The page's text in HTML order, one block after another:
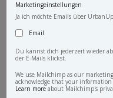
Marketingeinstellungen
Ja ich möchte Emails über
Email
Du kannst dich jederzeit wieder
der E-Mails klickst.
We use Mailchimp as our
acknowledge that your
Learn more about Mailchimp's